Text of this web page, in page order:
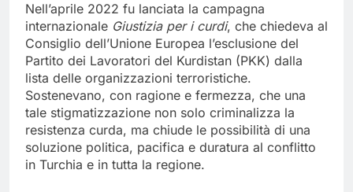
Nell’aprile 2022 fu lanciata la campagna
internazionale Giustizia per i curdi, che chiedeva al
Consiglio dell’Unione Europea l’esclusione del
Partito dei Lavoratori del Kurdistan (PKK) dalla
lista delle organizzazioni terroristiche.
Sostenevano, con ragione e fermezza, che una
tale stigmatizzazione non solo criminalizza la
resistenza curda, ma chiude le possibilità di una
soluzione politica, pacifica e duratura al conflitto
in Turchia e in tutta la regione.